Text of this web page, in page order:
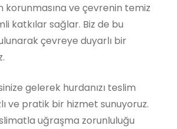
korunmasına ve çevrenin temiz
katkılar sağlar. Biz de bu
çevreye duyarlı bir
gelerek hurdanızı teslim
ve pratik bir hizmet sunuyoruz.
uğraşma zorunluluğu